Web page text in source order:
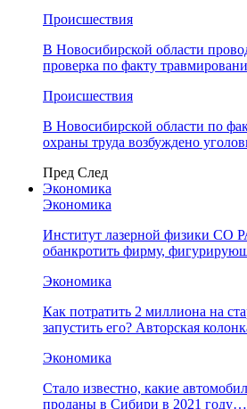
Происшествия
В Новосибирской области
проверка по факту
Происшествия
В Новосибирской области по
охраны труда возбуждено
Пред След
Экономика
Экономика
Институт лазерной физики СО
обанкротить фирму,
Экономика
Как потратить 2 миллиона на
запустить его? Авторская
Экономика
Стало известно, какие
проданы в Сибири в 2021 году…